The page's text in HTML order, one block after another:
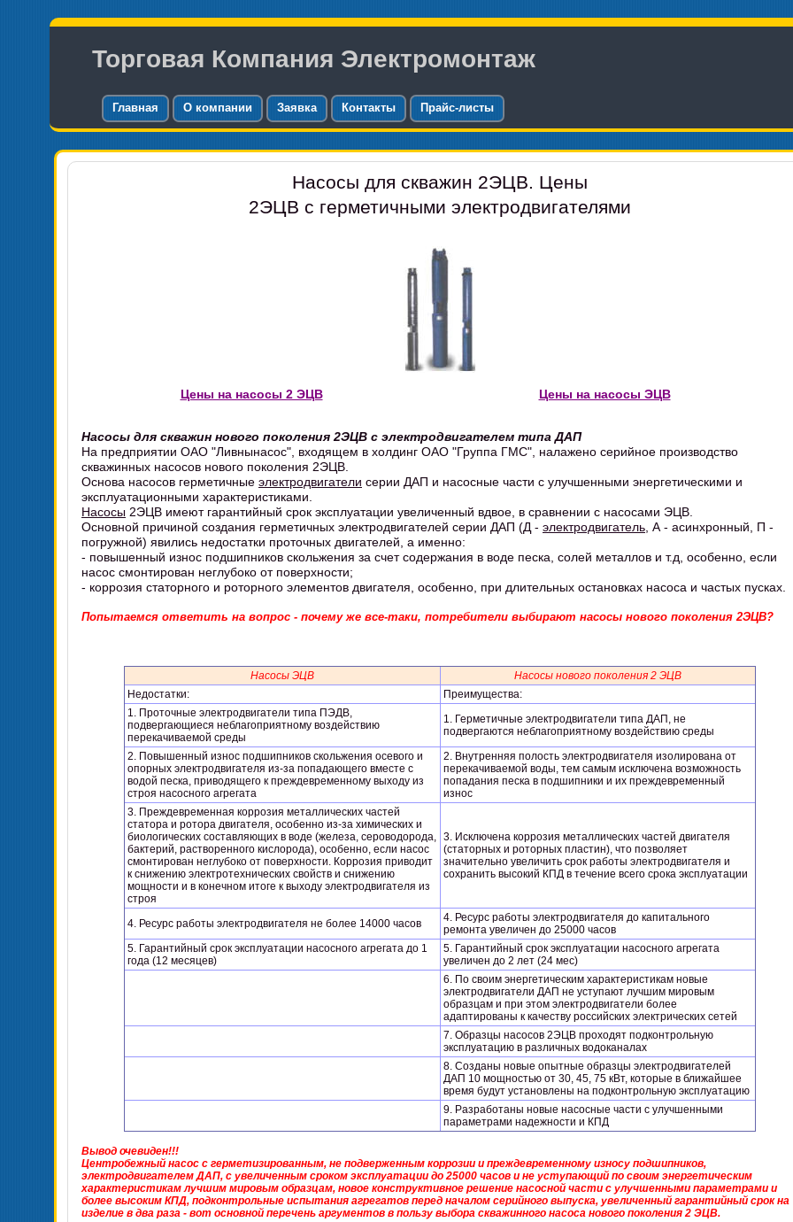
Торговая Компания Электромонтаж
Главная О компании Заявка Контакты Прайс-листы
Насосы для скважин 2ЭЦВ. Цены
2ЭЦВ с герметичными электродвигателями
Цены на насосы 2 ЭЦВ Цены на насосы ЭЦВ
Насосы для скважин нового поколения 2ЭЦВ с электродвигателем типа ДАП
На предприятии ОАО "Ливнынасос", входящем в холдинг ОАО "Группа ГМС", налажено серийное производство
скважинных насосов нового поколения 2ЭЦВ.
Основа насосов герметичные электродвигатели серии ДАП и насосные части с улучшенными энергетическими и
эксплуатационными характеристиками.
Насосы 2ЭЦВ имеют гарантийный срок эксплуатации увеличенный вдвое, в сравнении с насосами ЭЦВ.
Основной причиной создания герметичных электродвигателей серии ДАП (Д - электродвигатель , А - асинхронный, П -
погружной) явились недостатки проточных двигателей, а именно:
- повышенный износ подшипников скольжения за счет содержания в воде песка, солей металлов и т.д, особенно, если
насос смонтирован неглубоко от поверхности;
- коррозия статорного и роторного элементов двигателя, особенно, при длительных остановках насоса и частых пусках.
Попытаемся ответить на вопрос - почему же все-таки, потребители выбирают насосы нового поколения 2ЭЦВ?
Насосы ЭЦВ
Насосы нового поколения 2 ЭЦВ
Недостатки:
Преимущества:
1. Проточные электродвигатели типа ПЭДВ,
подвергающиеся неблагоприятному воздействию
перекачиваемой среды
1. Герметичные электродвигатели типа ДАП, не
подвергаются неблагоприятному воздействию среды
2. Повышенный износ подшипников скольжения осевого и
опорных электродвигателя из-за попадающего вместе с
водой песка, приводящего к преждевременному выходу из
строя насосного агрегата
2. Внутренняя полость электродвигателя изолирована от
перекачиваемой воды, тем самым исключена возможность
попадания песка в подшипники и их преждевременный
износ
3. Преждевременная коррозия металлических частей
статора и ротора двигателя, особенно из-за химических и
биологических составляющих в воде (железа, сероводорода,
бактерий, растворенного кислорода), особенно, если насос
смонтирован неглубоко от поверхности. Коррозия приводит
к снижению электротехнических свойств и снижению
мощности и в конечном итоге к выходу электродвигателя из
строя
3. Исключена коррозия металлических частей двигателя
(статорных и роторных пластин), что позволяет
значительно увеличить срок работы электродвигателя и
сохранить высокий КПД в течение всего срока эксплуатации
4. Ресурс работы электродвигателя не более 14000 часов
4. Ресурс работы электродвигателя до капитального
ремонта увеличен до 25000 часов
5. Гарантийный срок эксплуатации насосного агрегата до 1
года (12 месяцев)
5. Гарантийный срок эксплуатации насосного агрегата
увеличен до 2 лет (24 мес)
6. По своим энергетическим характеристикам новые
электродвигатели ДАП не уступают лучшим мировым
образцам и при этом электродвигатели более
адаптированы к качеству российских электрических сетей
7. Образцы насосов 2ЭЦВ проходят подконтрольную
эксплуатацию в различных водоканалах
8. Созданы новые опытные образцы электродвигателей
ДАП 10 мощностью от 30, 45, 75 кВт, которые в ближайшее
время будут установлены на подконтрольную эксплуатацию
9. Разработаны новые насосные части с улучшенными
параметрами надежности и КПД
Вывод очевиден!!!
Центробежный насос с герметизированным, не подверженным коррозии и преждевременному износу подшипников,
электродвигателем ДАП, с увеличенным сроком эксплуатации до 25000 часов и не уступающий по своим энергетическим
характеристикам лучшим мировым образцам, новое конструктивное решение насосной части с улучшенными параметрами и
более высоким КПД, подконтрольные испытания агрегатов перед началом серийного выпуска, увеличенный гарантийный срок на
изделие в два раза - вот основной перечень аргументов в пользу выбора скважинного насоса нового поколения 2 ЭЦВ.